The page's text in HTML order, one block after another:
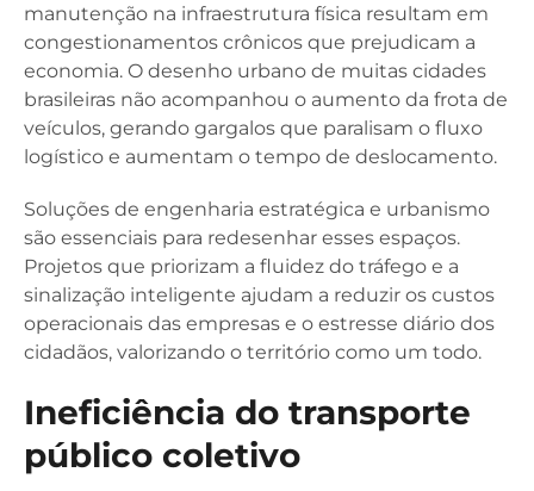
manutenção na infraestrutura física resultam em
congestionamentos crônicos que prejudicam a
economia. O desenho urbano de muitas cidades
brasileiras não acompanhou o aumento da frota de
veículos, gerando gargalos que paralisam o fluxo
logístico e aumentam o tempo de deslocamento.
Soluções de engenharia estratégica e urbanismo
são essenciais para redesenhar esses espaços.
Projetos que priorizam a fluidez do tráfego e a
sinalização inteligente ajudam a reduzir os custos
operacionais das empresas e o estresse diário dos
cidadãos, valorizando o território como um todo.
Ineficiência do transporte
público coletivo